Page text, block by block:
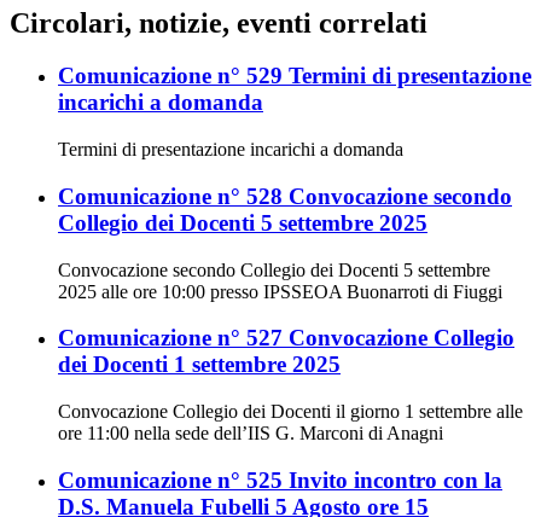
Circolari, notizie, eventi correlati
Comunicazione n° 529 Termini di presentazione
incarichi a domanda
Termini di presentazione incarichi a domanda
Comunicazione n° 528 Convocazione secondo
Collegio dei Docenti 5 settembre 2025
Convocazione secondo Collegio dei Docenti 5 settembre
2025 alle ore 10:00 presso IPSSEOA Buonarroti di Fiuggi
Comunicazione n° 527 Convocazione Collegio
dei Docenti 1 settembre 2025
Convocazione Collegio dei Docenti il giorno 1 settembre alle
ore 11:00 nella sede dell’IIS G. Marconi di Anagni
Comunicazione n° 525 Invito incontro con la
D.S. Manuela Fubelli 5 Agosto ore 15